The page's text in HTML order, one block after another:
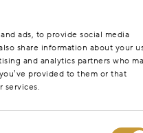
ads, to provide social media
share information about your
and analytics partners who
provided to them or that
services.